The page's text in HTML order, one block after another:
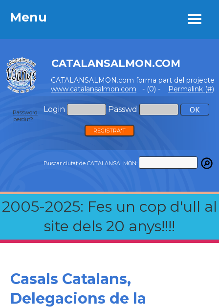
Menu
CATALANSALMON.COM
CATALANSALMON.com forma part del projecte
www.catalansalmon.com - (0) - Permalink (#)
Login Passwd
Password
perdut?
REGISTRA'T
Buscar ciutat de CATALANSALMON:
2005-2025: Fes un cop d'ull al
site dels 20 anys!!!!
Menu
Casals Catalans,
Delegacions de la